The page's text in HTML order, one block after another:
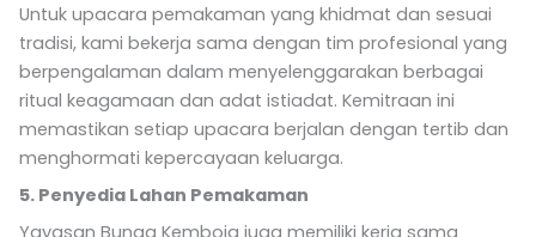
Untuk upacara pemakaman yang khidmat dan sesuai
tradisi, kami bekerja sama dengan tim profesional yang
berpengalaman dalam menyelenggarakan berbagai
ritual keagamaan dan adat istiadat. Kemitraan ini
memastikan setiap upacara berjalan dengan tertib dan
menghormati kepercayaan keluarga.
5. Penyedia Lahan Pemakaman